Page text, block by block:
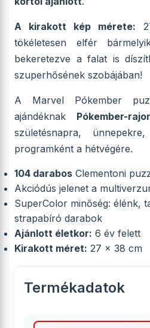
A kirakott kép mérete:
tökéletesen elfér
bekeretezve a falat is
szuperhősének szobájában!
A Marvel Pókember
ajándéknak Pókember-
születésnapra,
programként a hétvégére.
104 darabos Clementoni
Akciódús jelenet a
SuperColor minőség: élénk,
strapabíró darabok
Ajánlott életkor: 6 év felett
Kirakott méret: 27 x 38 cm
Termékadatok